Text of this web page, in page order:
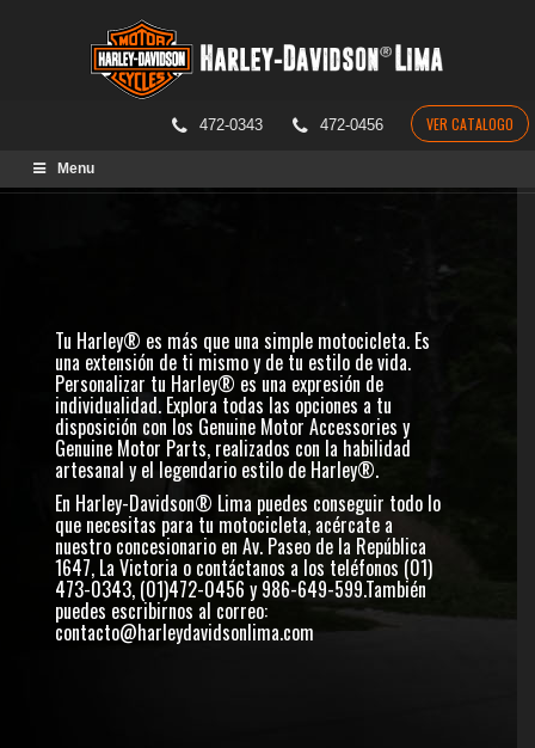
472-0343 472-0456 VER CATALOGO
Menu
Tu Harley® es más que una simple motocicleta. Es
una extensión de ti mismo y de tu estilo de vida.
Personalizar tu Harley® es una expresión de
individualidad. Explora todas las opciones a tu
disposición con los Genuine Motor Accessories y
Genuine Motor Parts, realizados con la habilidad
artesanal y el legendario estilo de Harley®.
En Harley-Davidson® Lima puedes conseguir todo lo
que necesitas para tu motocicleta, acércate a
nuestro concesionario en Av. Paseo de la República
1647, La Victoria o contáctanos a los teléfonos (01)
473-0343, (01)472-0456 y 986-649-599.También
puedes escribirnos al correo:
contacto@harleydavidsonlima.com